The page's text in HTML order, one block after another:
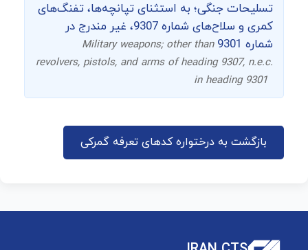
تسلیحات جنگی؛ به استثنای تپانچه‌ها، تفنگ‌های
کمری و سلاح‌های شماره 9307، غیر مندرج در
شماره 9301
Military weapons; other than
revolvers, pistols, and arms of heading 9307, n.e.c.
in heading 9301
بازگشت به درختواره کدهای تعرفه گمرکی